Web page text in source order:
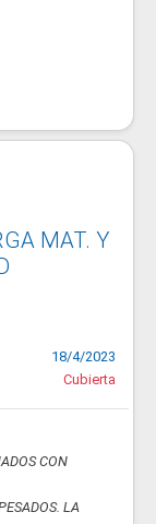
MAT. Y
18/4/2023
Cubierta
CON
LA